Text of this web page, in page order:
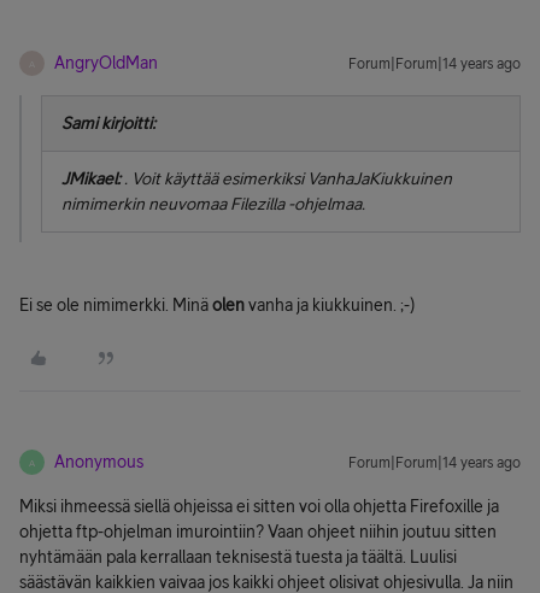
AngryOldMan Forum|Forum|14 years ago
Sami kirjoitti:
JMikael:. Voit käyttää esimerkiksi VanhaJaKiukkuinen
nimimerkin neuvomaa Filezilla -ohjelmaa.
Ei se ole nimimerkki. Minäolenvanha ja kiukkuinen. ;-)
A Anonymous Forum|Forum|14 years ago
Miksi ihmeessä siellä ohjeissa ei sitten voi olla ohjetta Firefoxille ja
ohjetta ftp-ohjelman imurointiin? Vaan ohjeet niihin joutuu sitten
nyhtämään pala kerrallaan teknisestä tuesta ja täältä. Luulisi
säästävän kaikkien vaivaa jos kaikki ohjeet olisivat ohjesivulla. Ja niin